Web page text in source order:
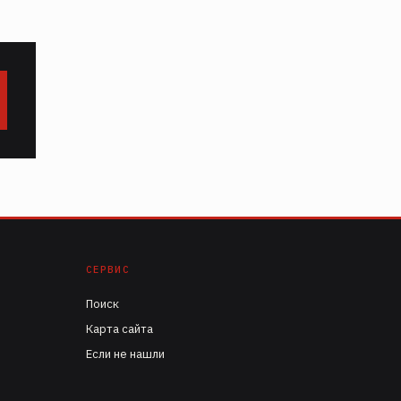
СЕРВИС
Поиск
Карта сайта
Если не нашли